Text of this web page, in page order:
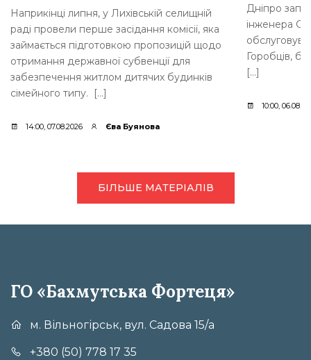
Наприкінці липня, у Лихівській селищній
раді провели перше засідання комісії, яка
займається підготовкою пропозицій щодо
отримання державної субвенції для
забезпечення житлом дитячих будинків
сімейного типу. […]
14:00, 07.08.2026 Єва Буянова
Дніпро
інженера
Горобців,
[…]
10:00,
БІЛЬШЕ МАТЕРІАЛІВ
ГО «Бахмутська Фортеця»
м. Вільногірськ, вул. Садова 15/а
+380 (50) 778 17 35